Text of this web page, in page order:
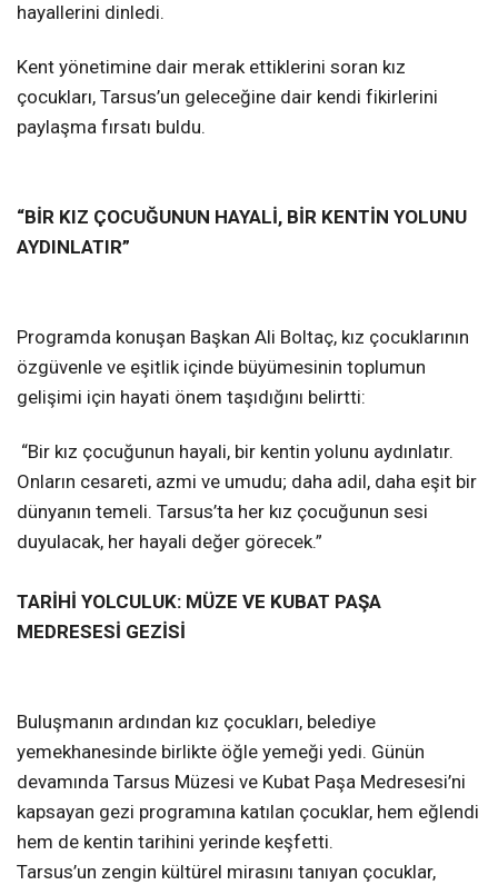
hayallerini dinledi.
Kent yönetimine dair merak ettiklerini soran kız
çocukları, Tarsus’un geleceğine dair kendi fikirlerini
paylaşma fırsatı buldu.
“BİR KIZ ÇOCUĞUNUN HAYALİ, BİR KENTİN YOLUNU
AYDINLATIR”
Programda konuşan Başkan Ali Boltaç, kız çocuklarının
özgüvenle ve eşitlik içinde büyümesinin toplumun
gelişimi için hayati önem taşıdığını belirtti:
“Bir kız çocuğunun hayali, bir kentin yolunu aydınlatır.
Onların cesareti, azmi ve umudu; daha adil, daha eşit bir
dünyanın temeli. Tarsus’ta her kız çocuğunun sesi
duyulacak, her hayali değer görecek.”
TARİHİ YOLCULUK: MÜZE VE KUBAT PAŞA
MEDRESESİ GEZİSİ
Buluşmanın ardından kız çocukları, belediye
yemekhanesinde birlikte öğle yemeği yedi. Günün
devamında Tarsus Müzesi ve Kubat Paşa Medresesi’ni
kapsayan gezi programına katılan çocuklar, hem eğlendi
hem de kentin tarihini yerinde keşfetti.
Tarsus’un zengin kültürel mirasını tanıyan çocuklar,